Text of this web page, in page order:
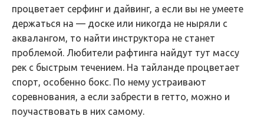
процветает серфинг и дайвинг, а если вы не умеете
держаться на — доске или никогда не ныряли с
аквалангом, то найти инструктора не станет
проблемой. Любители рафтинга найдут тут массу
рек с быстрым течением. На тайланде процветает
спорт, особенно бокс. По нему устраивают
соревнования, а если забрести в гетто, можно и
поучаствовать в них самому.